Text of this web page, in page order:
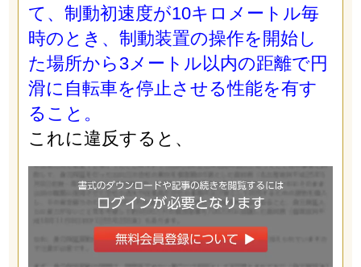
て、制動初速度が10キロメートル毎
時のとき、制動装置の操作を開始し
た場所から3メートル以内の距離で円
滑に自転車を停止させる性能を有す
ること。
これに違反すると、